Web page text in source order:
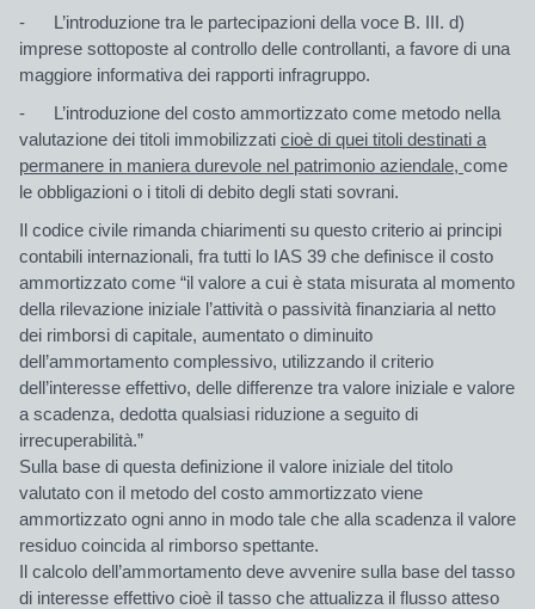
- L’introduzione tra le partecipazioni della voce B. III. d)
imprese sottoposte al controllo delle controllanti, a favore di una
maggiore informativa dei rapporti infragruppo.
- L’introduzione del costo ammortizzato come metodo nella
valutazione dei titoli immobilizzati cioè di quei titoli destinati a
permanere in maniera durevole nel patrimonio aziendale, come
le obbligazioni o i titoli di debito degli stati sovrani.
Il codice civile rimanda chiarimenti su questo criterio ai principi
contabili internazionali, fra tutti lo IAS 39 che definisce il costo
ammortizzato come “il valore a cui è stata misurata al momento
della rilevazione iniziale l’attività o passività finanziaria al netto
dei rimborsi di capitale, aumentato o diminuito
dell’ammortamento complessivo, utilizzando il criterio
dell’interesse effettivo, delle differenze tra valore iniziale e valore
a scadenza, dedotta qualsiasi riduzione a seguito di
irrecuperabilità.”
Sulla base di questa definizione il valore iniziale del titolo
valutato con il metodo del costo ammortizzato viene
ammortizzato ogni anno in modo tale che alla scadenza il valore
residuo coincida al rimborso spettante.
Il calcolo dell’ammortamento deve avvenire sulla base del tasso
di interesse effettivo cioè il tasso che attualizza il flusso atteso